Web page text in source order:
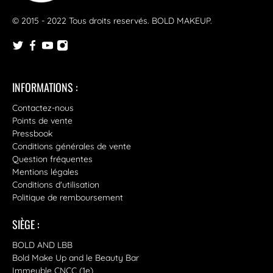
© 2015 - 2022 Tous droits reservés. BOLD MAKEUP.
INFORMATIONS :
Contactez-nous
Points de vente
Pressbook
Conditions générales de vente
Question fréquentes
Mentions légales
Conditions d'utilisation
Politique de remboursement
SIÈGE :
BOLD AND LBB
Bold Make Up and le Beauty Bar
Immeuble CNCC (1e)